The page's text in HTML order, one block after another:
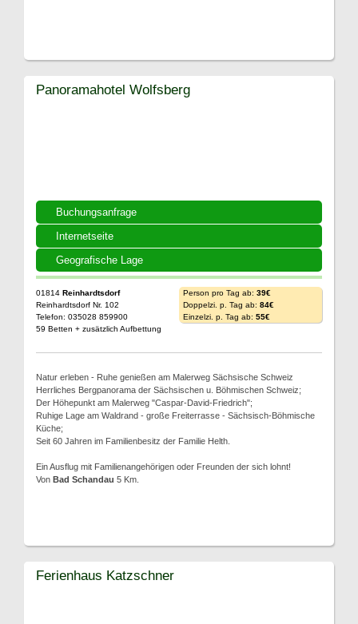
Buchungsanfrage
Internetseite
Geografische Lage
Panoramahotel Wolfsberg
01814 Reinhardtsdorf
Reinhardtsdorf Nr. 102
Telefon: 035028 859900
59 Betten + zusätzlich Aufbettung
Person pro Tag ab: 39€
Doppelzi. p. Tag ab: 84€
Einzelzi. p. Tag ab: 55€
Natur erleben - Ruhe genießen am Malerweg Sächsische Schweiz
Herrliches Bergpanorama der Sächsischen u. Böhmischen Schweiz;
Der Höhepunkt am Malerweg "Caspar-David-Friedrich";
Ruhige Lage am Waldrand - große Freiterrasse - Sächsisch-Böhmische
Küche;
Seit 60 Jahren im Familienbesitz der Familie Helth.
Ein Ausflug mit Familienangehörigen oder Freunden der sich lohnt!
Von Bad Schandau 5 Km.
Ferienhaus Katzschner